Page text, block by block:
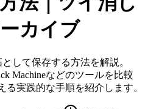
カイブ
して保存する方法を解説。
Machineなどのツールを比較
る実践的な手順を紹介します。